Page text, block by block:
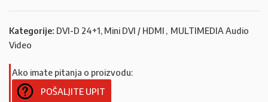
Kategorije: DVI-D 24+1, Mini DVI / HDMI , MULTIMEDIA Audio
Video
Ako imate pitanja o proizvodu:
POŠALJITE UPIT